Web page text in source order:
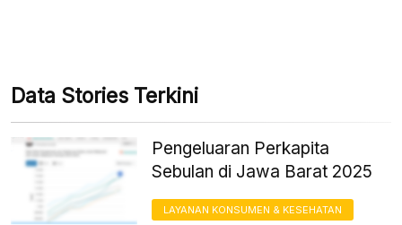
Data Stories Terkini
Pengeluaran Perkapita
Sebulan di Jawa Barat 2025
LAYANAN KONSUMEN & KESEHATAN